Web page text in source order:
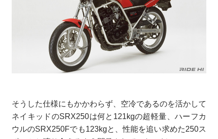
そうした仕様にもかかわらず、空冷であるのを活かして
ネイキッドのSRX250は何と121kgの超軽量、ハーフカ
ウルのSRX250Fでも123kgと、性能を追い求めた250ス